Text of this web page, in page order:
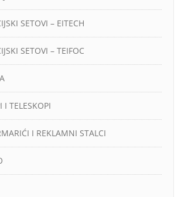
SETOVI – EITECH
SETOVI – TEIFOC
I TELESKOPI
I REKLAMNI STALCI